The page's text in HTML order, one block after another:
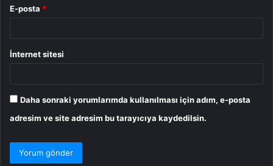
E-posta *
İnternet sitesi
Daha sonraki yorumlarımda kullanılması için adım, e-posta
adresim ve site adresim bu tarayıcıya kaydedilsin.